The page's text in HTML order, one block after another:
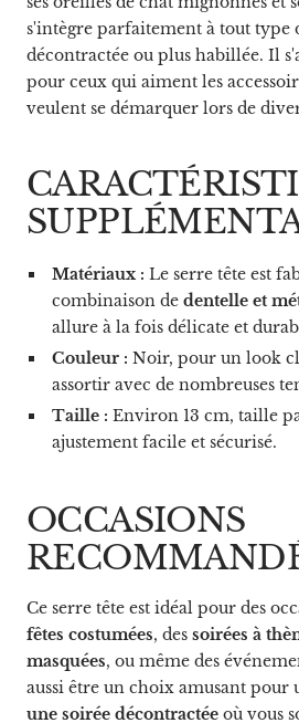
s'intègre parfaitement à tout type
décontractée ou plus habillée. Il
pour ceux qui aiment les
veulent se démarquer lors de
Matériaux : Le serre tête est
combinaison de dentelle et
allure à la fois délicate et
Couleur : Noir, pour un look
assortir avec de nombreuses
Taille : Environ 13 cm, taille
ajustement facile et sécurisé.
OCCASIONS
Ce serre tête est idéal pour des
fêtes costumées, des soirées à
masquées, ou même des
aussi être un choix amusant pour
une soirée décontractée où vous